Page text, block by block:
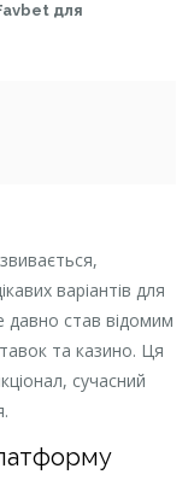
для
варіантів для
давно став відомим
та казино. Ця
сучасний